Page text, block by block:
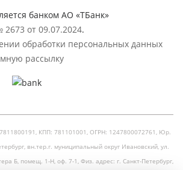
банком АО «ТБанк»
от 09.07.2024.
обработки персональных данных
рассылку
КПП: 781101001, ОГРН: 1247800072761, Юр.
вн.тер.г. муниципальный округ Ивановский, ул.
Б, помещ. 1-Н, оф. 7-1, Физ. адрес: г. Санкт-Петербург,